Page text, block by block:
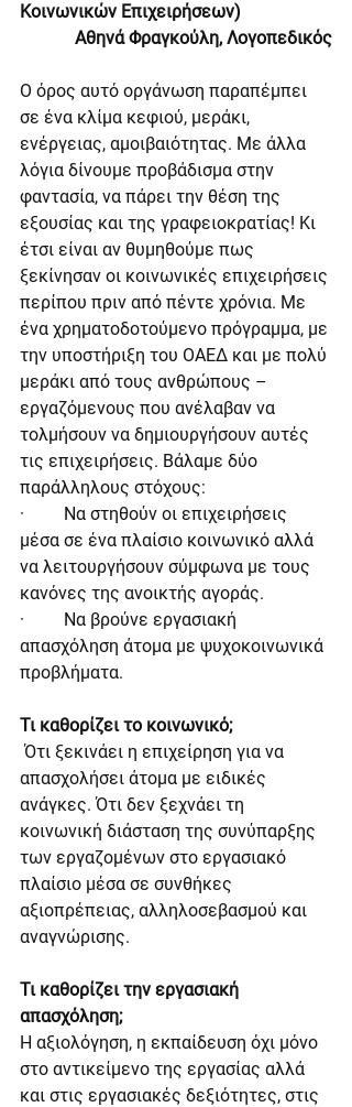
Κοινωνικών Επιχειρήσεων)
Αθηνά Φραγκούλη, Λογοπεδικός
Ο όρος αυτό οργάνωση παραπέμπει
σε ένα κλίμα κεφιού, μεράκι,
ενέργειας, αμοιβαιότητας. Με άλλα
λόγια δίνουμε προβάδισμα στην
φαντασία, να πάρει την θέση της
εξουσίας και της γραφειοκρατίας! Κι
έτσι είναι αν θυμηθούμε πως
ξεκίνησαν οι κοινωνικές επιχειρήσεις
περίπου πριν από πέντε χρόνια. Με
ένα χρηματοδοτούμενο πρόγραμμα, με
την υποστήριξη του ΟΑΕΔ και με πολύ
μεράκι από τους ανθρώπους –
εργαζόμενους που ανέλαβαν να
τολμήσουν να δημιουργήσουν αυτές
τις επιχειρήσεις. Βάλαμε δύο
παράλληλους στόχους:
·         Να στηθούν οι επιχειρήσεις
μέσα σε ένα πλαίσιο κοινωνικό αλλά
να λειτουργήσουν σύμφωνα με τους
κανόνες της ανοικτής αγοράς.
·         Να βρούνε εργασιακή
απασχόληση άτομα με ψυχοκοινωνικά
προβλήματα.
Τι καθορίζει το κοινωνικό;
απασχολήσει άτομα με ειδικές
ανάγκες. Ότι δεν ξεχνάει τη
κοινωνική διάσταση της συνύπαρξης
των εργαζομένων στο εργασιακό
πλαίσιο μέσα σε συνθήκες
αξιοπρέπειας, αλληλοσεβασμού και
αναγνώρισης.
Τι καθορίζει την εργασιακή
απασχόληση;
Η αξιολόγηση, η εκπαίδευση όχι μόνο
στο αντικείμενο της εργασίας αλλά
και στις εργασιακές δεξιότητες, στις